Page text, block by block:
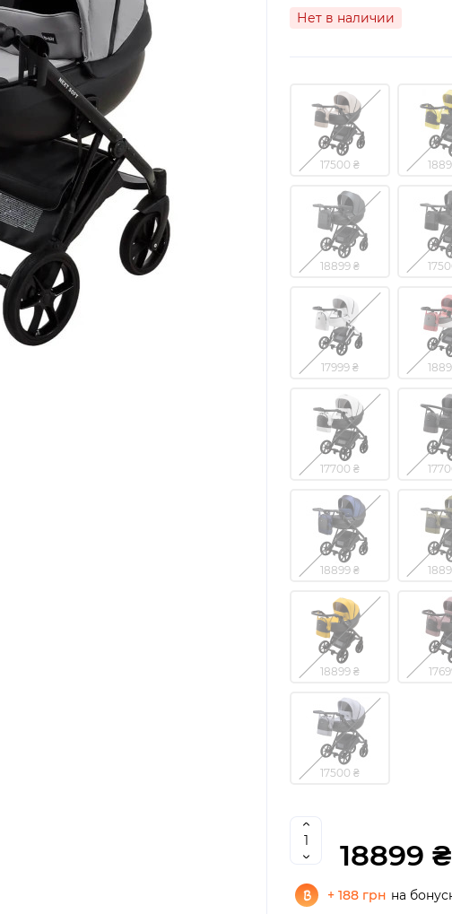
Нет в наличии
17500 ₴
18899 ₴
17999 ₴
17700 ₴
18899 ₴
18899 ₴
17500 ₴
18899 ₴
+ 188 грн на